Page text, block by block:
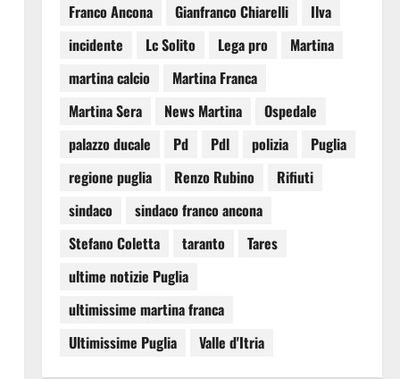
Franco Ancona
Gianfranco Chiarelli
Ilva
incidente
Lc Solito Lega pro
Martina
martina calcio
Martina Franca
Martina Sera
News Martina
Ospedale
palazzo ducale
Pd Pdl polizia
Puglia
regione puglia
Renzo Rubino
Rifiuti
sindaco
sindaco franco ancona
Stefano Coletta
taranto
Tares
ultime notizie Puglia
ultimissime martina franca
Ultimissime Puglia
Valle d'Itria